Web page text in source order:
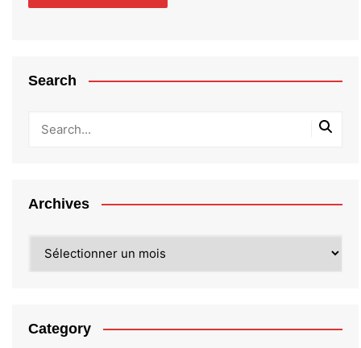
Search
Archives
Category